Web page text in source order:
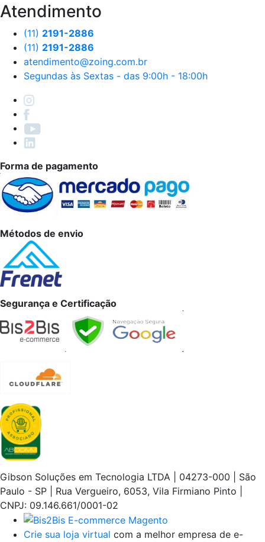
Atendimento
(11) 2191-2886
(11) 2191-2886
atendimento@zoing.com.br
Segundas às Sextas - das 9:00h - 18:00h
Forma de pagamento
Métodos de envio
Segurança e Certificação
Gibson Soluções em Tecnologia LTDA | 04273-000 | São
Paulo - SP | Rua Vergueiro, 6053, Vila Firmiano Pinto |
CNPJ: 09.146.661/0001-02
Crie sua loja virtual com a melhor empresa de e-